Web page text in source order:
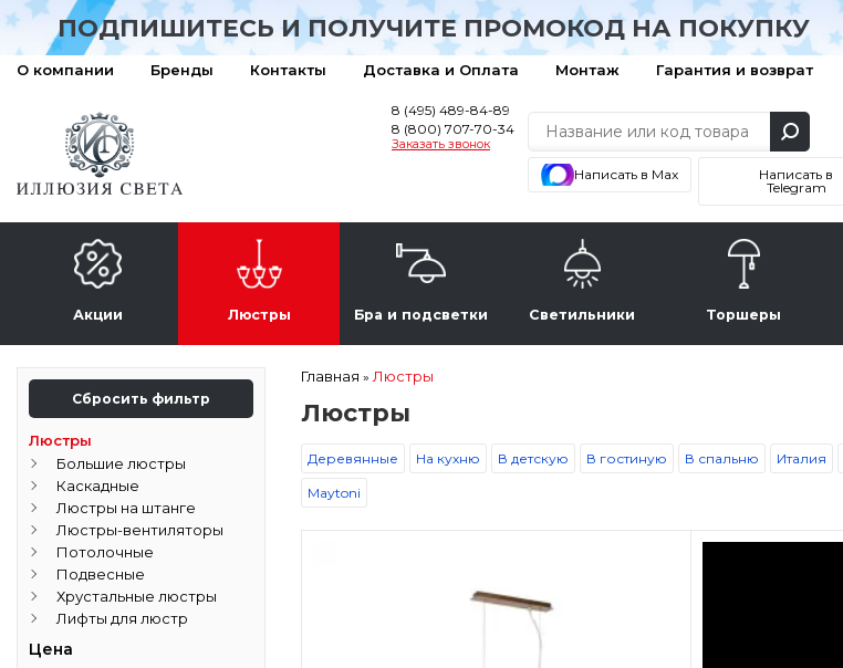
ПОДПИШИТЕСЬ И ПОЛУЧИТЕ ПРОМОКОД НА ПОКУПКУ
О компании Бренды Контакты Доставка и Оплата Монтаж Гарантия и возврат
8 (495) 489-84-89
8 (800) 707-70-34
Заказать звонок
Написать в Max
Написать в
Telegram
Акции Люстры Бра и подсветки Светильники Торшеры
Сбросить фильтр
Люстры
Большие люстры
Каскадные
Люстры на штанге
Люстры-вентиляторы
Потолочные
Подвесные
Хрустальные люстры
Лифты для люстр
Цена
Главная »Люстры
Люстры
Деревянные На кухню В детскую В гостиную В спальню Италия
Maytoni